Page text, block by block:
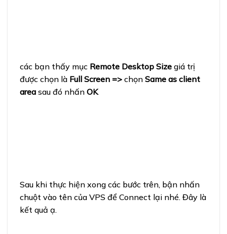
các bạn thấy mục Remote Desktop Size giá trị
được chọn là Full Screen => chọn Same as client
area sau đó nhấn OK
Sau khi thực hiện xong các bước trên, bận nhấn
chuột vào tên của VPS để Connect lại nhé. Đây là
kết quả ạ.